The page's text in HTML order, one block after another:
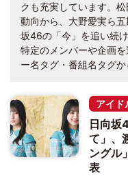
クも充実しています。
動向から、大野愛実ら
坂46の「今」を追い続け
特定のメンバーや企画
ー名タグ・番組名タグか
アイド
日向坂
て」、
ングル
表